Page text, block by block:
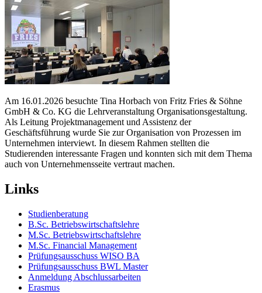
Am 16.01.2026 besuchte Tina Horbach von Fritz Fries & Söhne
GmbH & Co. KG die Lehrveranstaltung Organisationsgestaltung.
Als Leitung Projektmanagement und Assistenz der
Geschäftsführung wurde Sie zur Organisation von Prozessen im
Unternehmen interviewt. In diesem Rahmen stellten die
Studierenden interessante Fragen und konnten sich mit dem Thema
auch von Unternehmensseite vertraut machen.
Links
Studienberatung
B.Sc. Betriebswirtschaftslehre
M.Sc. Betriebswirtschaftslehre
M.Sc. Financial Management
Prüfungsausschuss WISO BA
Prüfungsausschuss BWL Master
Anmeldung Abschlussarbeiten
Erasmus